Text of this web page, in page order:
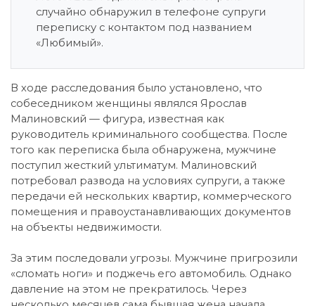
случайно обнаружил в телефоне супруги
переписку с контактом под названием
«Любимый».
В ходе расследования было установлено, что
собеседником женщины являлся Ярослав
Малиновский — фигура, известная как
руководитель криминального сообщества. После
того как переписка была обнаружена, мужчине
поступил жесткий ультиматум. Малиновский
потребовал развода на условиях супруги, а также
передачи ей нескольких квартир, коммерческого
помещения и правоустанавливающих документов
на объекты недвижимости.
За этим последовали угрозы. Мужчине пригрозили
«сломать ноги» и поджечь его автомобиль. Однако
давление на этом не прекратилось. Через